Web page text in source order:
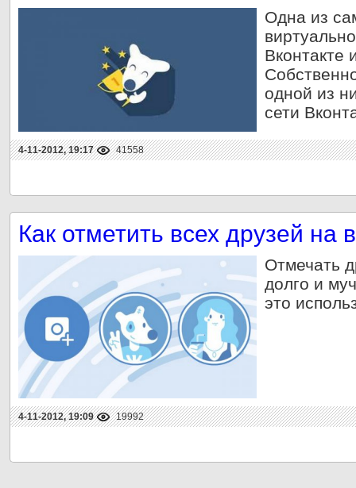
Одна из
Вконтакте
одной из
сети
4-11-2012, 19:17 41558
Как отметить всех друзей на
Отмечать
долго и
это
4-11-2012, 19:09 19992